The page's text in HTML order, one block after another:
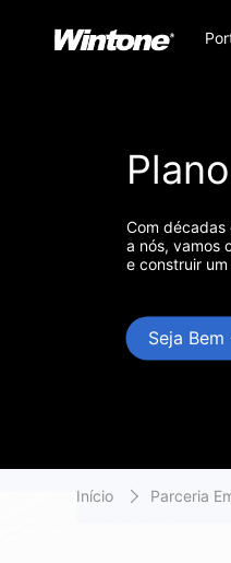
Com décadas
a nós, vamos
e construir
Seja
Início Parceria